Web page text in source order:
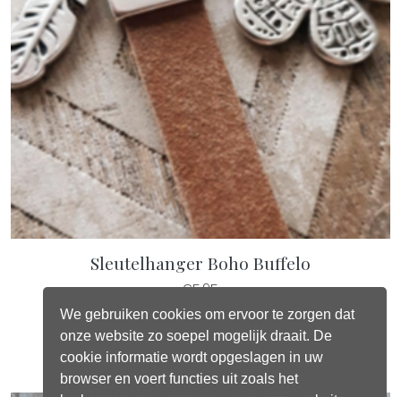
Sleutelhanger Boho Buffelo
€5,95
Toevoegen aan winkelwagen
We gebruiken cookies om ervoor te zorgen dat
onze website zo soepel mogelijk draait. De
cookie informatie wordt opgeslagen in uw
browser en voert functies uit zoals het